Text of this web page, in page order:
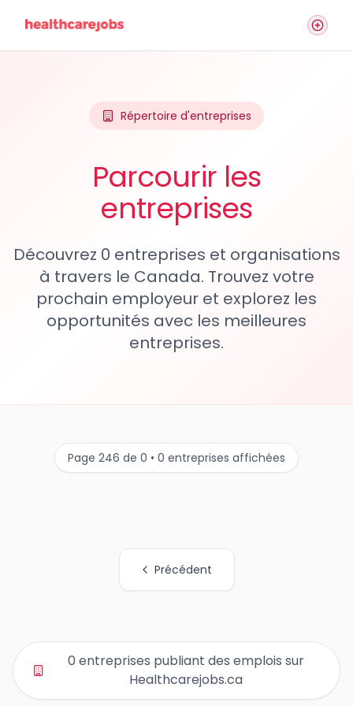
Répertoire d'entreprises
Parcourir les
entreprises
Découvrez 0 entreprises et organisations
à travers le Canada. Trouvez votre
prochain employeur et explorez les
opportunités avec les meilleures
entreprises.
Page 246 de 0 • 0 entreprises affichées
Précédent
0 entreprises publiant des emplois sur
Healthcarejobs.ca